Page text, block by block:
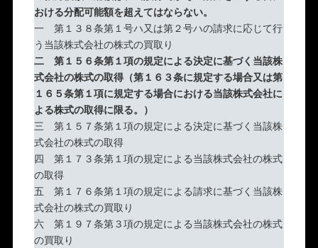
おける分配可能額を超えてはならない。
一 第１３８条第１号ハ又は第２号ハの請求に応じて行
う当該株式会社の株式の買取り
二 第１５６条第１項の規定による決定に基づく当該株
式会社の株式の取得（第１６３条に規定する場合又は第
１６５条第１項に規定する場合における当該株式会社に
よる株式の取得に限る。）
三 第１５７条第１項の規定による決定に基づく当該株
式会社の株式の取得
四 第１７３条第１項の規定による当該株式会社の株式
の取得
五 第１７６条第１項の規定による請求に基づく当該株
式会社の株式の買取り
六 第１９７条第３項の規定による当該株式会社の株式
の買取り